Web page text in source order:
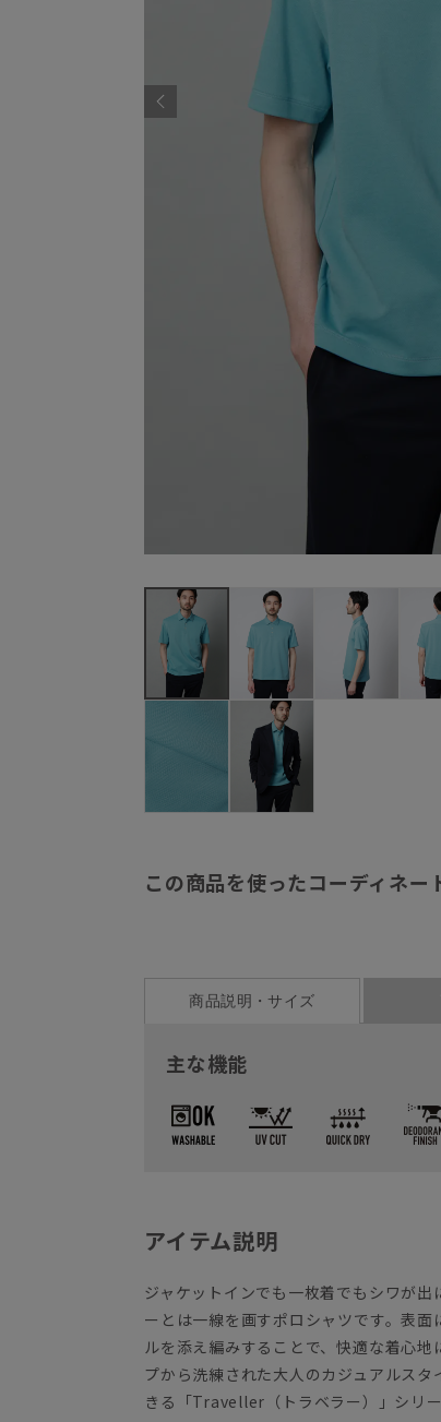
この商品を使ったコーディネー
商品説明・サイズ
主な機能
アイテム説明
ジャケットインでも一枚着でもシワが
ーとは一線を画すポロシャツです。表
ルを添え編みすることで、快適な着心
プから洗練された大人のカジュアルス
きる「Traveller（トラベラー）」シリー